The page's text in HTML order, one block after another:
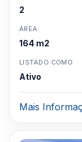
2
ÁREA
164 m2
LISTADO COMO
Ativo
Mais